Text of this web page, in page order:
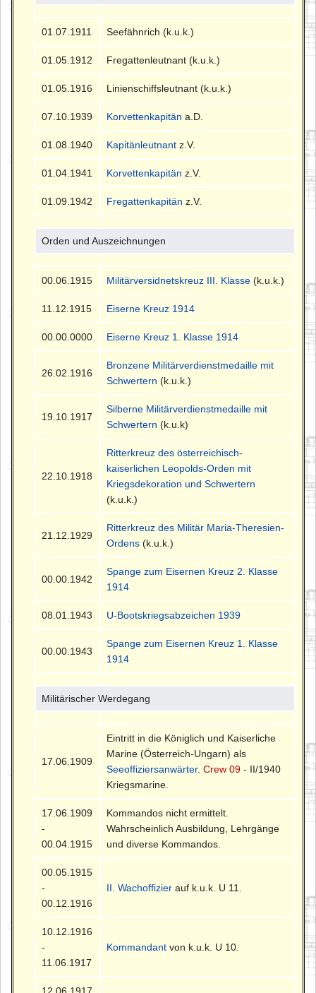
01.07.1911 Seefähnrich (k.u.k.)
01.05.1912 Fregattenleutnant (k.u.k.)
01.05.1916 Linienschiffsleutnant (k.u.k.)
07.10.1939 Korvettenkapitän a.D.
01.08.1940 Kapitänleutnant z.V.
01.04.1941 Korvettenkapitän z.V.
01.09.1942 Fregattenkapitän z.V.
Orden und Auszeichnungen
00.06.1915 Militärversidnetskreuz III. Klasse (k.u.k.)
11.12.1915 Eiserne Kreuz 1914
00.00.0000 Eiserne Kreuz 1. Klasse 1914
26.02.1916
Bronzene Militärverdienstmedaille mit
Schwertern (k.u.k.)
19.10.1917
Silberne Militärverdienstmedaille mit
Schwertern (k.u.k)
22.10.1918
Ritterkreuz des österreichisch-
kaiserlichen Leopolds-Orden mit
Kriegsdekoration und Schwertern
(k.u.k.)
21.12.1929
Ritterkreuz des Militär Maria-Theresien-
Ordens (k.u.k.)
00.00.1942
Spange zum Eisernen Kreuz 2. Klasse
1914
08.01.1943 U-Bootskriegsabzeichen 1939
00.00.1943
Spange zum Eisernen Kreuz 1. Klasse
1914
Militärischer Werdegang
17.06.1909
Eintritt in die Königlich und Kaiserliche
Marine (Österreich-Ungarn) als
Seeoffiziersanwärter.Crew 09 - II/1940
Kriegsmarine.
17.06.1909
-
00.04.1915
Kommandos nicht ermittelt.
Wahrscheinlich Ausbildung, Lehrgänge
und diverse Kommandos.
00.05.1915
-
00.12.1916
II. Wachoffizier auf k.u.k. U 11.
10.12.1916
-
11.06.1917
Kommandant von k.u.k. U 10.